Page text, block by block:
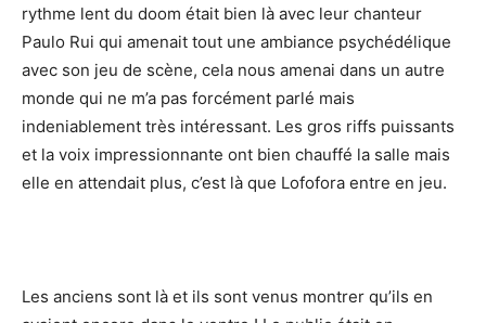
rythme lent du doom était bien là avec leur chanteur
Paulo Rui qui amenait tout une ambiance psychédélique
avec son jeu de scène, cela nous amenai dans un autre
monde qui ne m’a pas forcément parlé mais
indeniablement très intéressant. Les gros riffs puissants
et la voix impressionnante ont bien chauffé la salle mais
elle en attendait plus, c’est là que Lofofora entre en jeu.
Les anciens sont là et ils sont venus montrer qu’ils en